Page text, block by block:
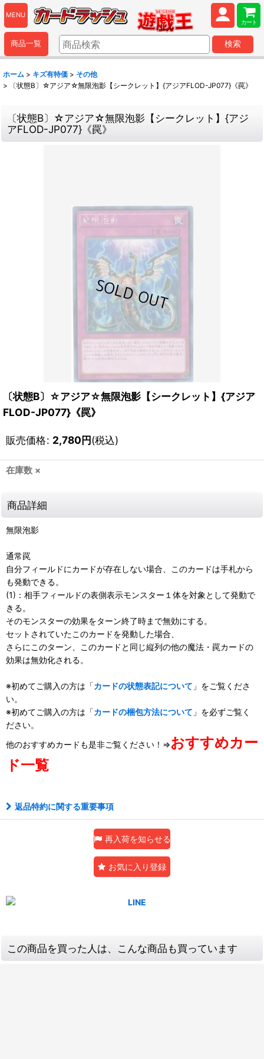
MENU
カート
商品一覧 検索
ホーム > キズ有特価 > その他
>
〔状態B〕☆アジア☆無限泡影【シークレット】{アジアFLOD-JP077}《罠》
〔状態B〕☆アジア☆無限泡影【シークレット】{アジ
アFLOD-JP077}《罠》
〔状態B〕☆アジア☆無限泡影【シークレット】{アジア
FLOD-JP077}《罠》
販売価格: 2,780円(税込)
在庫数 ×
商品詳細
無限泡影
通常罠
自分フィールドにカードが存在しない場合、このカードは手札から
も発動できる。
(1)：相手フィールドの表側表示モンスター１体を対象として発動で
きる。
そのモンスターの効果をターン終了時まで無効にする。
セットされていたこのカードを発動した場合、
さらにこのターン、このカードと同じ縦列の他の魔法・罠カードの
効果は無効化される。
※初めてご購入の方は「カードの状態表記について 」をご覧くださ
い。
※初めてご購入の方は「カードの梱包方法について 」を必ずご覧く
ださい。
他のおすすめカードも是非ご覧ください！⇒おすすめカー
ド一覧
返品特約に関する重要事項
再入荷を知らせる
お気に入り登録
この商品を買った人は、こんな商品も買っています